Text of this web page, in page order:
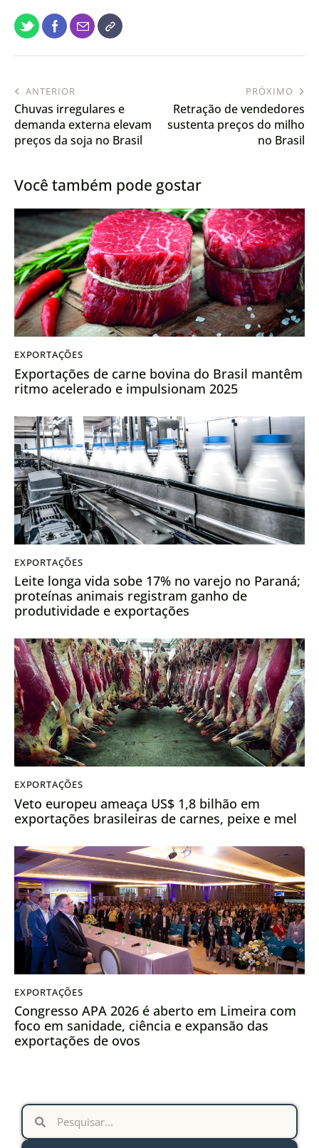
ANTERIOR
Chuvas irregulares e
demanda externa elevam
preços da soja no Brasil
PRÓXIMO
Retração de vendedores
sustenta preços do milho
no Brasil
Você também pode gostar
EXPORTAÇÕES
Exportações de carne bovina do Brasil mantêm
ritmo acelerado e impulsionam 2025
EXPORTAÇÕES
Leite longa vida sobe 17% no varejo no Paraná;
proteínas animais registram ganho de
produtividade e exportações
EXPORTAÇÕES
Veto europeu ameaça US$ 1,8 bilhão em
exportações brasileiras de carnes, peixe e mel
EXPORTAÇÕES
Congresso APA 2026 é aberto em Limeira com
foco em sanidade, ciência e expansão das
exportações de ovos